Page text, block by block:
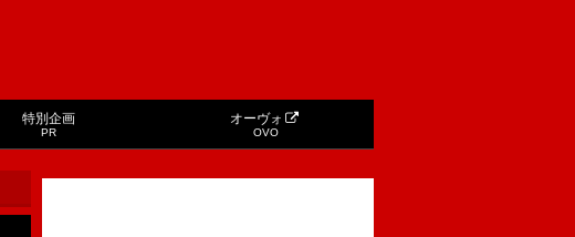
特別企画
PR
オーヴォ
OVO